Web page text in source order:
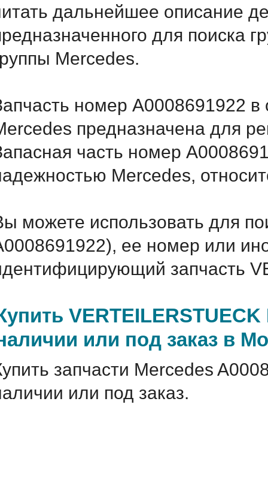
дальнейшее описание
для поиска
Mercedes.
номер A0008691922 в
предназначена для
часть номер
Mercedes,
можете использовать для
ее номер или
запчасть
или под заказ в
запчасти Mercedes
или под заказ.